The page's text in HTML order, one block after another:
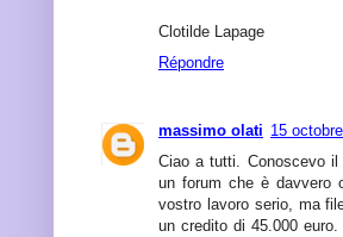
Clotilde Lapage
Répondre
massimo olati 15
Ciao a tutti. Conoscevo il
un forum che è davvero
vostro lavoro serio, ma
un credito di 45.000